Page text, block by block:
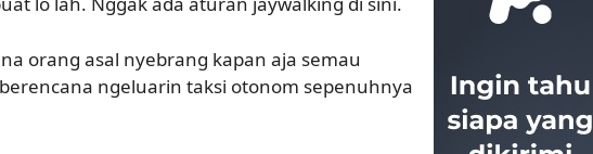
orang asal nyebrang kapan aja semau
ngeluarin taksi otonom sepenuhnya